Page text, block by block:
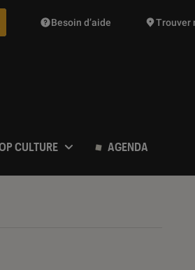
Des suggestions de produits vont vous
Besoin d’aide Trouver
CULTURE AGENDA